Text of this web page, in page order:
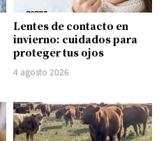
Lentes de contacto en
invierno: cuidados para
proteger tus ojos
4 agosto 2026